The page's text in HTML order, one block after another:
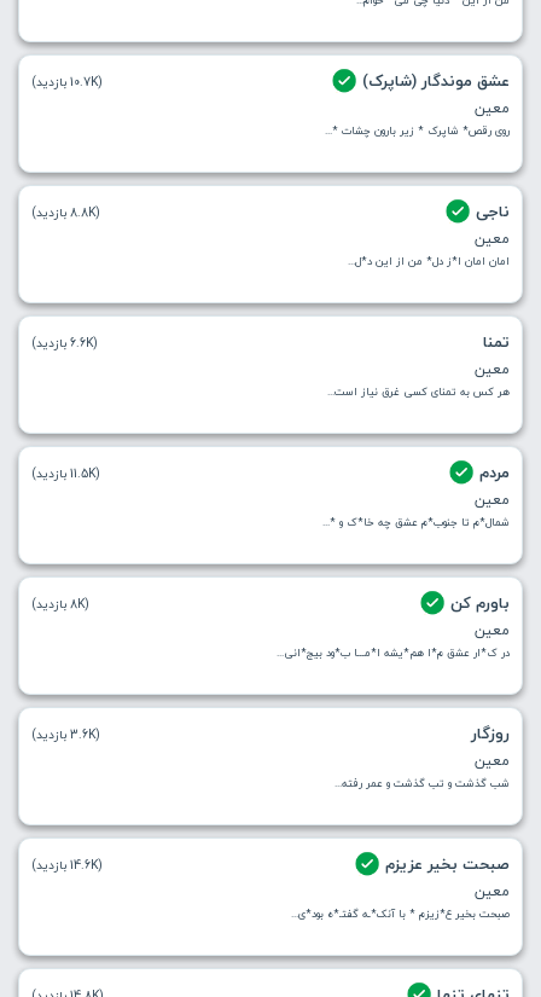
عشق موندگار (شاپرک)
معین
روی رقص* شاپرک * زير بارون چشات *...
(10.7K بازدید)
ناجی
معین
امان امان ا*ز دل* من از این د*ل...
(8.8K بازدید)
تمنا
معین
هر کس به تمنای کسی غرق نیاز است...
(6.6K بازدید)
مردم
معین
شمال*م تا جنوب*م عشق چه خا*ک و *...
(11.5K بازدید)
باورم کن
معین
در ک*ار عشق م*ا هم*یشه ا*مـــا ب*ود بیج*انی...
(8K بازدید)
روزگار
معین
شب گذشت و تب گذشت و عمر رفته...
(3.6K بازدید)
صبحت بخیر عزیزم
معین
صبحت بخیر ع*زیزم * با آنک*ـه گفتـ*ه بود*ی...
(14.6K بازدید)